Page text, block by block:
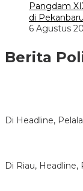
Pangdam
di
6 Agustus
Berita
Di Headline,
Di Riau, Headline,